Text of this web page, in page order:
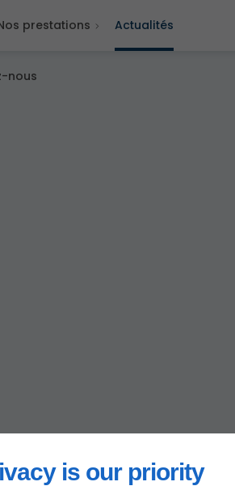
is our priority
prestations Actualités
nous